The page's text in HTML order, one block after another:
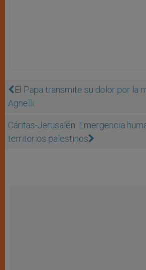
El Papa transmite su dolor por la
Agnelli
Cáritas-Jerusalén: Emergencia
territorios palestinos